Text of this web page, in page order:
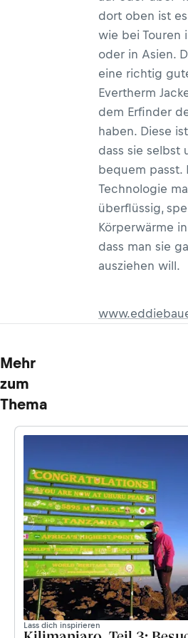
dort oben ist
wie bei Touren
oder in Asien.
eine richtig
Evertherm
dem Erfinder
haben. Diese
dass sie selbst
bequem passt.
Technologie
überflüssig,
Körperwärme
dass man sie
ausziehen will.
Mehr
zum
Thema
Lass dich inspirieren